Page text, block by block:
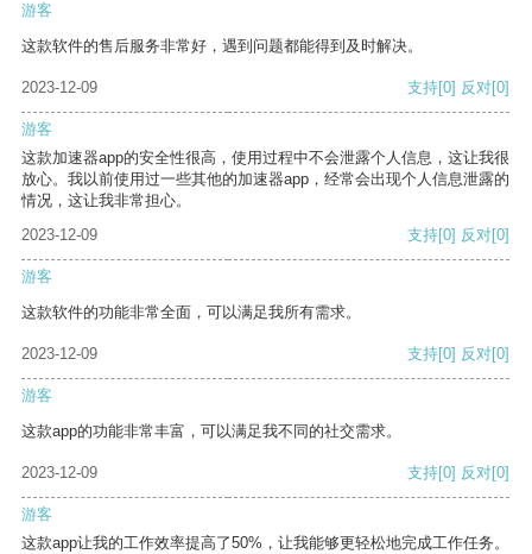
游客
这款软件的售后服务非常好，遇到问题都能得到及时解决。
2023-12-09 支持[0] 反对[0]
游客
这款加速器app的安全性很高，使用过程中不会泄露个人信息，这让我很
放心。我以前使用过一些其他的加速器app，经常会出现个人信息泄露的
情况，这让我非常担心。
2023-12-09
支持[0] 反对[0]
游客
这款软件的功能非常全面，可以满足我所有需求。
2023-12-09 支持[0] 反对[0]
游客
这款app的功能非常丰富，可以满足我不同的社交需求。
2023-12-09 支持[0] 反对[0]
游客
这款app让我的工作效率提高了50%，让我能够更轻松地完成工作任务。